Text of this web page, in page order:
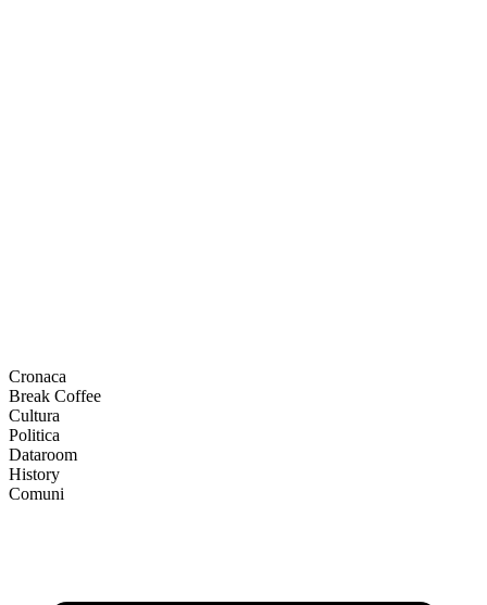
Cronaca
Break Coffee
Cultura
Politica
Dataroom
History
Comuni